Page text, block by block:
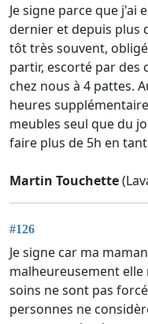
Je signe parce que j'ai
dernier et depuis plus
tôt très souvent,
partir, escorté par des
chez nous à 4 pattes.
heures
meubles seul que du
faire plus de 5h en
Martin Touchette
#126
Je signe car ma
malheureusement elle
soins ne sont pas
personnes ne